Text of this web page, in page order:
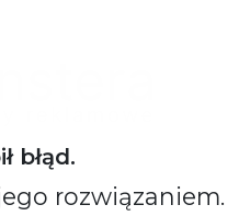
błąd.
rozwiązaniem.